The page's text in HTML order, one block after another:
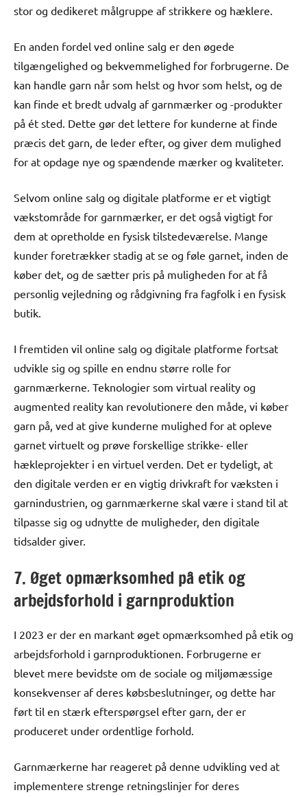
stor og dedikeret målgruppe af strikkere og hæklere.
En anden fordel ved online salg er den øgede
tilgængelighed og bekvemmelighed for forbrugerne. De
kan handle garn når som helst og hvor som helst, og de
kan finde et bredt udvalg af garnmærker og -produkter
på ét sted. Dette gør det lettere for kunderne at finde
præcis det garn, de leder efter, og giver dem mulighed
for at opdage nye og spændende mærker og kvaliteter.
Selvom online salg og digitale platforme er et vigtigt
vækstområde for garnmærker, er det også vigtigt for
dem at opretholde en fysisk tilstedeværelse. Mange
kunder foretrækker stadig at se og føle garnet, inden de
køber det, og de sætter pris på muligheden for at få
personlig vejledning og rådgivning fra fagfolk i en fysisk
butik.
I fremtiden vil online salg og digitale platforme fortsat
udvikle sig og spille en endnu større rolle for
garnmærkerne. Teknologier som virtual reality og
augmented reality kan revolutionere den måde, vi køber
garn på, ved at give kunderne mulighed for at opleve
garnet virtuelt og prøve forskellige strikke- eller
hækleprojekter i en virtuel verden. Det er tydeligt, at
den digitale verden er en vigtig drivkraft for væksten i
garnindustrien, og garnmærkerne skal være i stand til at
tilpasse sig og udnytte de muligheder, den digitale
tidsalder giver.
7. Øget opmærksomhed på etik og
arbejdsforhold i garnproduktion
I 2023 er der en markant øget opmærksomhed på etik og
arbejdsforhold i garnproduktionen. Forbrugerne er
blevet mere bevidste om de sociale og miljømæssige
konsekvenser af deres købsbeslutninger, og dette har
ført til en stærk efterspørgsel efter garn, der er
produceret under ordentlige forhold.
Garnmærkerne har reageret på denne udvikling ved at
implementere strenge retningslinjer for deres